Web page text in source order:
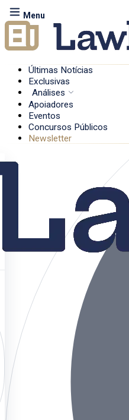
Menu
Últimas Notícias
Exclusivas
Análises
Apoiadores
Eventos
Concursos Públicos
Newsletter